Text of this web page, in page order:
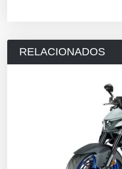
RELACIONADOS